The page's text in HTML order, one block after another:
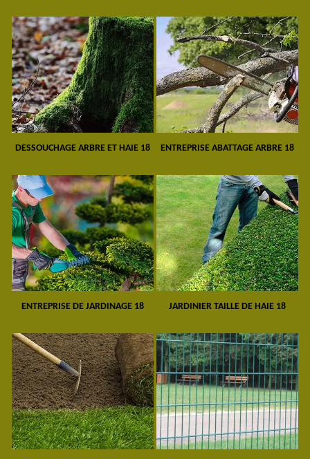
DESSOUCHAGE ARBRE ET HAIE 18 ENTREPRISE ABATTAGE ARBRE 18
ENTREPRISE DE JARDINAGE 18 JARDINIER TAILLE DE HAIE 18